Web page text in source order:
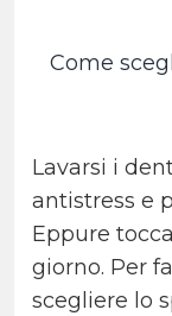
Come
Lavarsi i
antistress e
Eppure
giorno. Per
scegliere lo